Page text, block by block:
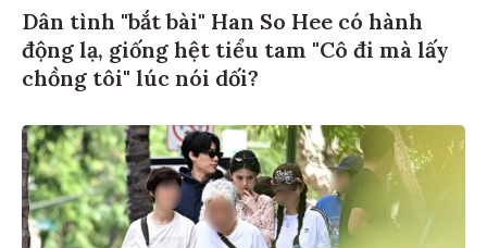
Dân tình "bắt bài" Han So Hee có hành
động lạ, giống hệt tiểu tam "Cô đi mà lấy
chồng tôi" lúc nói dối?